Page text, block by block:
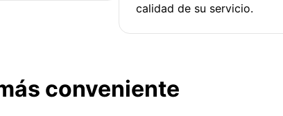
calidad de su servicio.
conveniente